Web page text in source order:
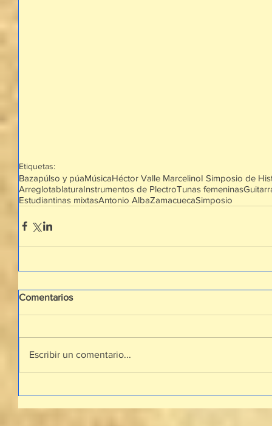
Etiquetas:
Bazapúlso y púaMúsicaHéctor Valle MarcelinoI Simposio de
ArreglotablaturaInstrumentos de PlectroTunas femeninas
Estudiantinas mixtasAntonio AlbaZamacuecaSimposio
Comentarios
Escribir un comentario...